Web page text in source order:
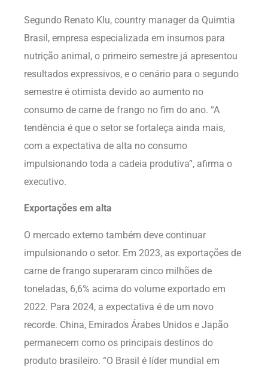
Segundo Renato Klu, country manager da Quimtia
Brasil, empresa especializada em insumos para
nutrição animal, o primeiro semestre já apresentou
resultados expressivos, e o cenário para o segundo
semestre é otimista devido ao aumento no
consumo de carne de frango no fim do ano. “A
tendência é que o setor se fortaleça ainda mais,
com a expectativa de alta no consumo
impulsionando toda a cadeia produtiva”, afirma o
executivo.
Exportações em alta
O mercado externo também deve continuar
impulsionando o setor. Em 2023, as exportações de
carne de frango superaram cinco milhões de
toneladas, 6,6% acima do volume exportado em
2022. Para 2024, a expectativa é de um novo
recorde. China, Emirados Árabes Unidos e Japão
permanecem como os principais destinos do
produto brasileiro. “O Brasil é líder mundial em